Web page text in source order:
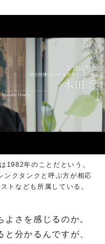
1982年のことだという。
ンクタンクと呼ぶ方が相応
トなども所属している。
よさを感じるのか。
分かるんですが、